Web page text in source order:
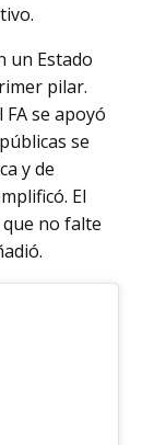
un Estado
pilar.
se apoyó
se
y de
El
no falte